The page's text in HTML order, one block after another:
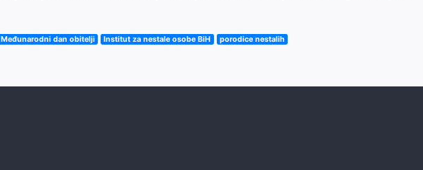
Međunarodni dan obitelji Institut za nestale osobe BiH porodice nestalih